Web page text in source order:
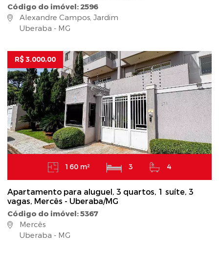
Código do imóvel: 2596
Alexandre Campos, Jardim
Uberaba - MG
R$ 3.000,00
160 m² 3 4
Apartamento para aluguel, 3 quartos, 1 suíte, 3
vagas, Mercês - Uberaba/MG
Código do imóvel: 5367
Mercês
Uberaba - MG